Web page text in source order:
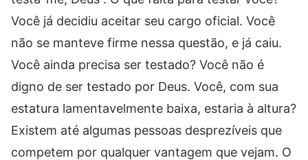
Você já decidiu aceitar seu cargo oficial. Você
não se manteve firme nessa questão, e já caiu.
Você ainda precisa ser testado? Você não é
digno de ser testado por Deus. Você, com sua
estatura lamentavelmente baixa, estaria à altura?
Existem até algumas pessoas desprezíveis que
competem por qualquer vantagem que vejam. O